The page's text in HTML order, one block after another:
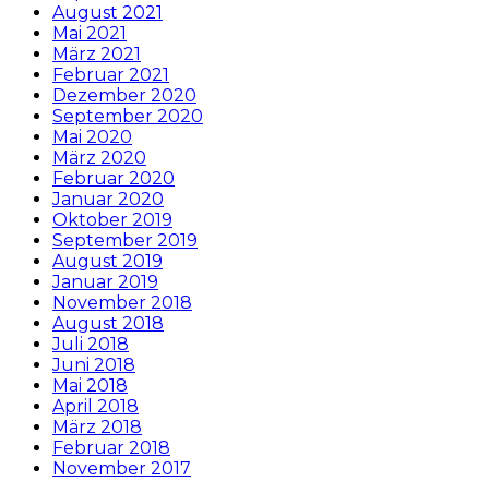
August 2021
Mai 2021
März 2021
Februar 2021
Dezember 2020
September 2020
Mai 2020
März 2020
Februar 2020
Januar 2020
Oktober 2019
September 2019
August 2019
Januar 2019
November 2018
August 2018
Juli 2018
Juni 2018
Mai 2018
April 2018
März 2018
Februar 2018
November 2017